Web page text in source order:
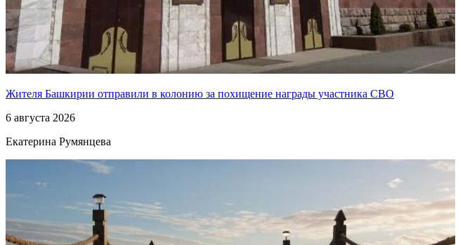
Жителя Башкирии отправили в колонию за похищение награды участника СВО
6 августа 2026
Екатерина Румянцева